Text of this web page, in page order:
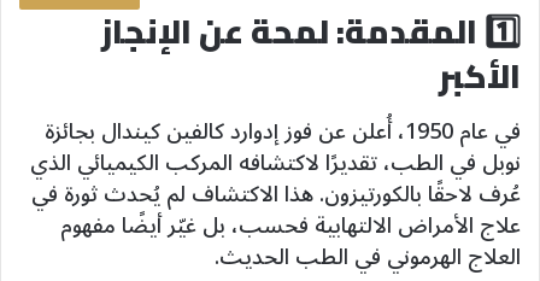
1️⃣ المقدمة: لمحة عن الإنجاز
الأكبر
في عام 1950، أُعلن عن فوز إدوارد كالفين كيندال بجائزة
نوبل في الطب، تقديرًا لاكتشافه المركب الكيميائي الذي
عُرف لاحقًا بالكورتيزون. هذا الاكتشاف لم يُحدث ثورة في
علاج الأمراض الالتهابية فحسب، بل غيّر أيضًا مفهوم
العلاج الهرموني في الطب الحديث.